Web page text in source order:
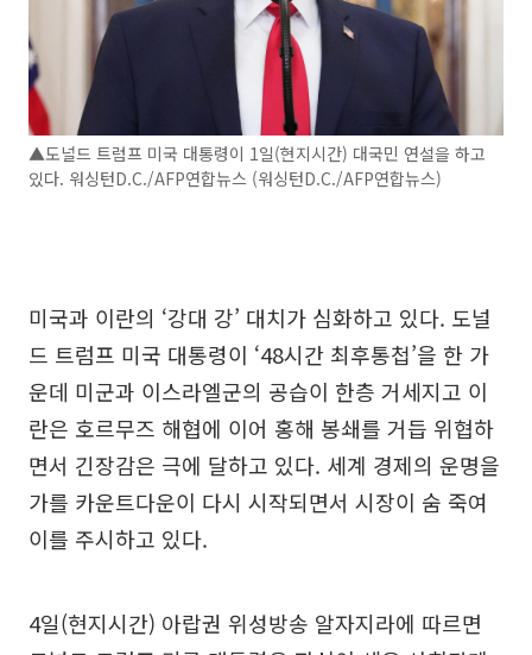
▲도널드 트럼프 미국 대통령이 1일(현지시간) 대국민 연설을 하고
있다. 워싱턴D.C./AFP연합뉴스 (워싱턴D.C./AFP연합뉴스)
미국과 이란의 ‘강대 강’ 대치가 심화하고 있다. 도널
드 트럼프 미국 대통령이 ‘48시간 최후통첩’을 한 가
운데 미군과 이스라엘군의 공습이 한층 거세지고 이
란은 호르무즈 해협에 이어 홍해 봉쇄를 거듭 위협하
면서 긴장감은 극에 달하고 있다. 세계 경제의 운명을
가를 카운트다운이 다시 시작되면서 시장이 숨 죽여
이를 주시하고 있다.
4일(현지시간) 아랍권 위성방송 알자지라에 따르면